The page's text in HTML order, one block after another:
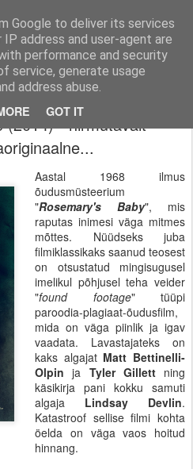
Google to deliver its services
address and user-agent are
performance and security
service, generate usage
address abuse.
GOT IT
huvitav! Filmi-, mängu- ja tootearvustused, TOP nimekirjad ja palju muud huvitavat.
(2014) - hirmutavalt
Aastal 1968 ilmus
õudusmüsteerium
"Rosemary's Baby", mis
raputas inimesi väga mitmes
mõttes. Nüüdseks juba
filmiklassikaks saanud teosest
on otsustatud mingisugusel
imelikul põhjusel teha veider
"found footage" tüüpi
paroodia-plagiaat-õudusfilm,
mida on väga piinlik ja igav
vaadata. Lavastajateks on
kaks algajat Matt Bettinelli-
Olpin ja Tyler Gillettning
käsikirja pani kokku samuti
algaja Lindsay Devlin.
Katastroof sellise filmi kohta
öelda on väga vaos hoitud
hinnang.